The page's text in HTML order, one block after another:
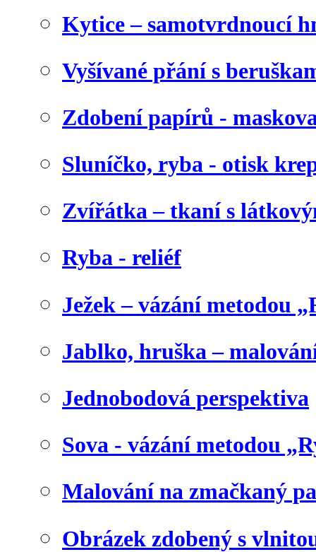
Kytice – samotvrdnoucí
Vyšívané přání s
Zdobení papírů -
Sluníčko, ryba - otisk
Zvířátka – tkaní s
Ryba - reliéf
Ježek – vázání metodou
Jablko, hruška –
Jednobodová perspektiva
Sova - vázání metodou
Malování na zmačkaný
Obrázek zdobený s